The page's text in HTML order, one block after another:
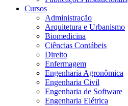
Cursos
Administração
Arquitetura e Urbanismo
Biomedicina
Ciências Contábeis
Direito
Enfermagem
Engenharia Agronômica
Engenharia Civil
Engenharia de Software
Engenharia Elétrica